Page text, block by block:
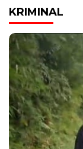
KRIMINAL